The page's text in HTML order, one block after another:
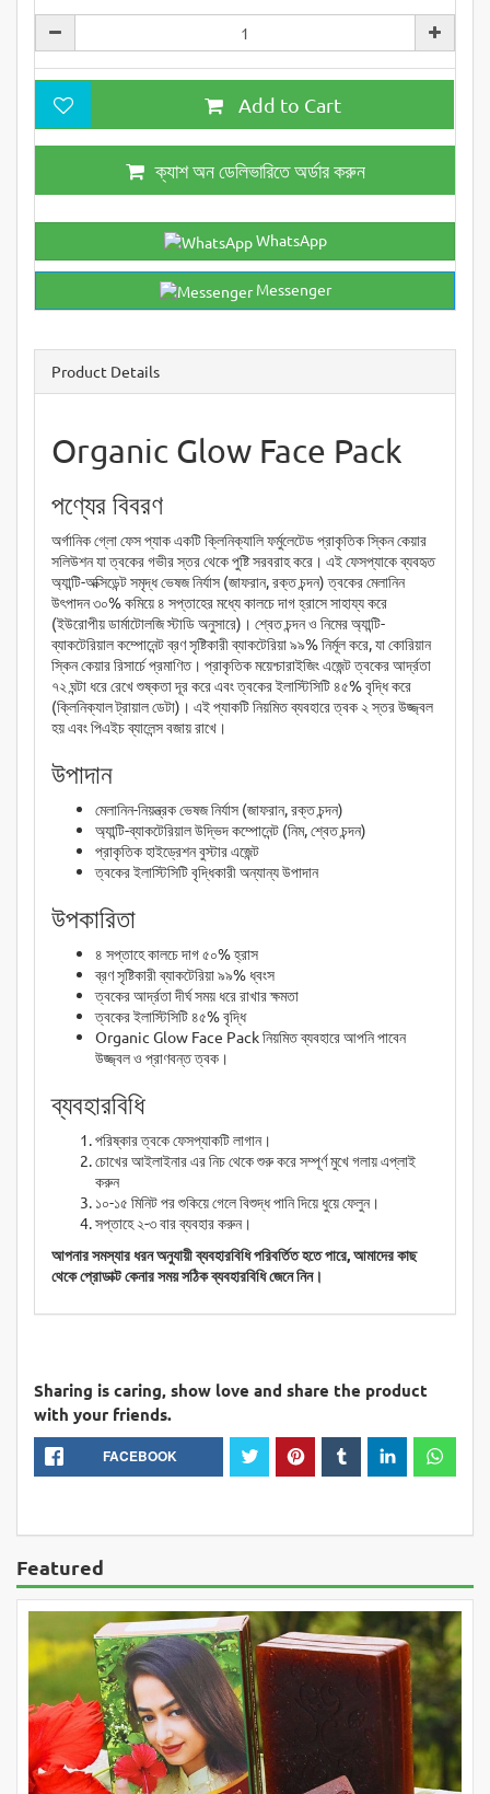
Add to Cart
ক্যাশ অন ডেলিভারিতে অর্ডার করুন
WhatsApp
Messenger
Product Details
Organic Glow Face Pack
পণ্যের বিবরণ
অর্গানিক গ্লো ফেস প্যাক একটি ক্লিনিক্যালি ফর্মুলেটেড প্রাকৃতিক স্কিন কেয়ার
সলিউশন যা ত্বকের গভীর স্তর থেকে পুষ্টি সরবরাহ করে। এই ফেসপ্যাকে ব্যবহৃত
অ্যান্টি-অক্সিডেন্ট সমৃদ্ধ ভেষজ নির্যাস (জাফরান, রক্ত চন্দন) ত্বকের মেলানিন
উৎপাদন ৩০% কমিয়ে ৪ সপ্তাহের মধ্যে কালচে দাগ হ্রাসে সাহায্য করে
(ইউরোপীয় ডার্মাটোলজি স্টাডি অনুসারে)। শ্বেত চন্দন ও নিমের অ্যান্টি-
ব্যাকটেরিয়াল কম্পোনেন্ট ব্রণ সৃষ্টিকারী ব্যাকটেরিয়া ৯৯% নির্মূল করে, যা কোরিয়ান
স্কিন কেয়ার রিসার্চে প্রমাণিত। প্রাকৃতিক ময়েশ্চারাইজিং এজেন্ট ত্বকের আর্দ্রতা
৭২ ঘন্টা ধরে রেখে শুষ্কতা দূর করে এবং ত্বকের ইলাস্টিসিটি ৪৫% বৃদ্ধি করে
(ক্লিনিক্যাল ট্রায়াল ডেটা)। এই প্যাকটি নিয়মিত ব্যবহারে ত্বক ২ স্তর উজ্জ্বল
হয় এবং পিএইচ ব্যালেন্স বজায় রাখে।
উপাদান
মেলানিন-নিয়ন্ত্রক ভেষজ নির্যাস (জাফরান, রক্ত চন্দন)
অ্যান্টি-ব্যাকটেরিয়াল উদ্ভিদ কম্পোনেন্ট (নিম, শ্বেত চন্দন)
প্রাকৃতিক হাইড্রেশন বুস্টার এজেন্ট
ত্বকের ইলাস্টিসিটি বৃদ্ধিকারী অন্যান্য উপাদান
উপকারিতা
৪ সপ্তাহে কালচে দাগ ৫০% হ্রাস
ব্রণ সৃষ্টিকারী ব্যাকটেরিয়া ৯৯% ধ্বংস
ত্বকের আর্দ্রতা দীর্ঘ সময় ধরে রাখার ক্ষমতা
ত্বকের ইলাস্টিসিটি ৪৫% বৃদ্ধি
Organic Glow Face Pack নিয়মিত ব্যবহারে আপনি পাবেন
উজ্জ্বল ও প্রাণবন্ত ত্বক।
ব্যবহারবিধি
পরিষ্কার ত্বকে ফেসপ্যাকটি লাগান।
চোখের আইলাইনার এর নিচ থেকে শুরু করে সম্পূর্ণ মুখে গলায় এপ্লাই
করুন
১০-১৫ মিনিট পর শুকিয়ে গেলে বিশুদ্ধ পানি দিয়ে ধুয়ে ফেলুন।
সপ্তাহে ২-৩ বার ব্যবহার করুন।
আপনার সমস্যার ধরন অনুযায়ী ব্যবহারবিধি পরিবর্তিত হতে পারে, আমাদের কাছ
থেকে প্রোডাক্ট কেনার সময় সঠিক ব্যবহারবিধি জেনে নিন।
Sharing is caring, show love and share the product
with your friends.
FACEBOOK
Featured